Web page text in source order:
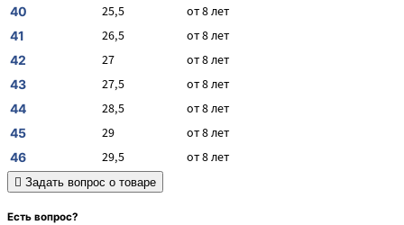
40 25,5 от 8 лет
41 26,5 от 8 лет
42 27 от 8 лет
43 27,5 от 8 лет
44 28,5 от 8 лет
45 29 от 8 лет
46 29,5 от 8 лет
Задать вопрос о товаре
Есть вопрос?